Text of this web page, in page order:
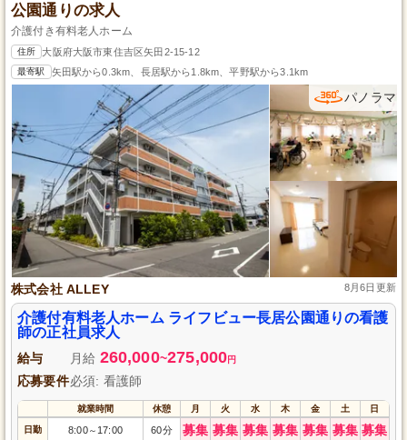
公園通りの求人
介護付き有料老人ホーム
住所 大阪府大阪市東住吉区矢田2-15-12
最寄駅 矢田駅から0.3km、長居駅から1.8km、平野駅から3.1km
パノラマ
株式会社 ALLEY 8月6日更新
介護付有料老人ホーム ライフビュー長居公園通りの看護
師の正社員求人
給与 月給 260,000~275,000円
応募要件必須: 看護師
就業時間 休憩 月 火 水 木 金 土 日
日勤 8:00～ 17:00 60分 募集 募集 募集 募集 募集 募集 募集